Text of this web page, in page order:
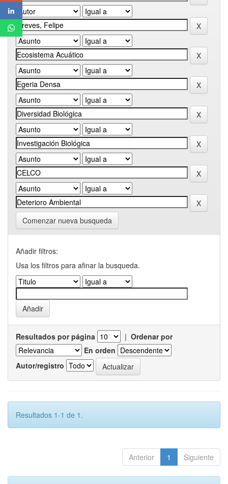
Comenzar nueva busqueda
Añadir filtros:
Usa los filtros para afinar la busqueda.
Resultados por página | Ordenar por
En orden
Autor/registro
Resultados 1-1 de 1.
Anterior 1 Siguiente